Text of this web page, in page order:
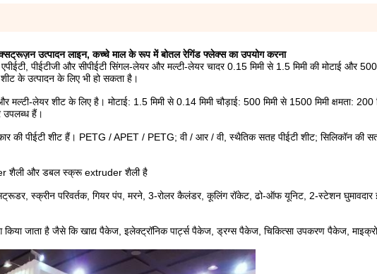
उत्पादन लाइन, कच्चे माल के रूप में बोतल रेगिंड फ्लेक्स का उपयोग करना
पीईटीजी और सीपीईटी सिंगल-लेयर और मल्टी-लेयर चादर 0.15 मिमी से 1.5 मिमी की मोटाई और 500
के उत्पादन के लिए भी हो सकता है।
मल्टी-लेयर शीट के लिए है। मोटाई: 1.5 मिमी से 0.14 मिमी चौड़ाई: 500 मिमी से 1500 मिमी क्षमता:
उपलब्ध हैं।
की पीईटी शीट हैं। PETG / APET / PETG; वी / आर / वी, स्थैतिक सतह पीईटी शीट; सिलिकॉन की
शैली और डबल स्क्रू extruder शैली है
स्क्रीन परिवर्तक, गियर पंप, मरने, 3-रोलर कैलंडर, कूलिंग रॉकेट, ढो-ऑफ यूनिट, 2-स्टेशन घुमावदार
किया जाता है जैसे कि खाद्य पैकेज, इलेक्ट्रॉनिक पार्ट्स पैकेज, ड्रग्स पैकेज, चिकित्सा उपकरण पैकेज,